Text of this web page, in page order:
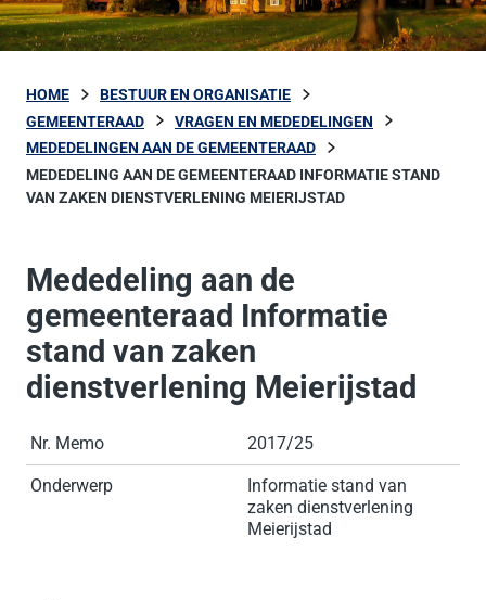
HOME
BESTUUR EN ORGANISATIE
GEMEENTERAAD
VRAGEN EN MEDEDELINGEN
MEDEDELINGEN AAN DE GEMEENTERAAD
MEDEDELING AAN DE GEMEENTERAAD INFORMATIE STAND
VAN ZAKEN DIENSTVERLENING MEIERIJSTAD
Mededeling aan de
gemeenteraad Informatie
stand van zaken
dienstverlening Meierijstad
Nr. Memo 2017/25
Onderwerp
Informatie stand van
zaken dienstverlening
Meierijstad